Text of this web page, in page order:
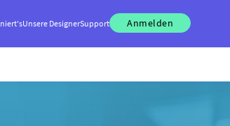
Unsere DesignerSupport Anmelden